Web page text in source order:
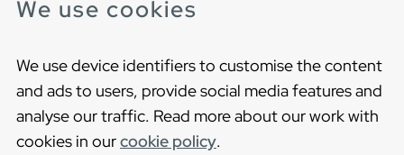
We use cookies
We use device identifiers to customise the content
and ads to users, provide social media features and
analyse our traffic. Read more about our work with
cookies in ourcookie policy.